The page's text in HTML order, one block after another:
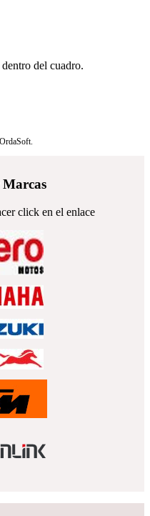
del cuadro.
click en el enlace